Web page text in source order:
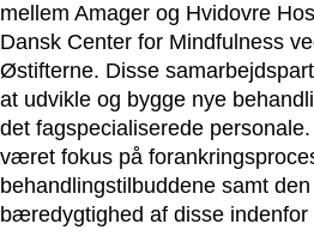
mellem Amager og Hvidovre
Dansk Center for Mindfulness
Østifterne. Disse
at udvikle og bygge nye
det fagspecialiserede
været fokus på
behandlingstilbuddene samt
bæredygtighed af disse